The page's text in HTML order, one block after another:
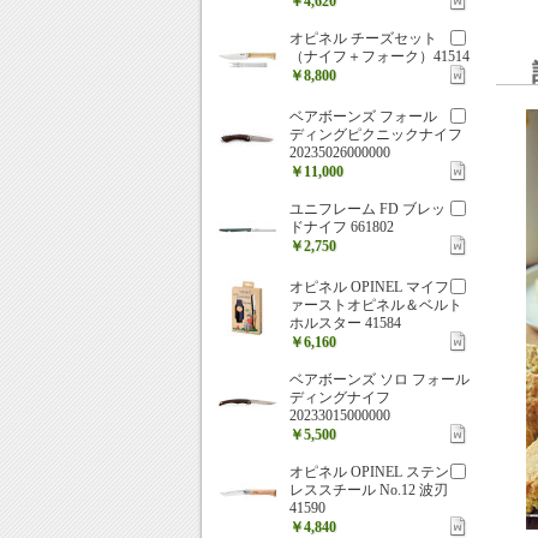
オピネル チーズセット
（ナイフ＋フォーク）41514
￥8,800
ベアボーンズ フォール
ディングピクニックナイフ
20235026000000
￥11,000
ユニフレーム FD ブレッ
ドナイフ 661802
￥2,750
オピネル OPINEL マイフ
ァーストオピネル＆ベルト
ホルスター 41584
￥6,160
ベアボーンズ ソロ フォール
ディングナイフ
20233015000000
￥5,500
オピネル OPINEL ステン
レススチール No.12 波刃
41590
￥4,840